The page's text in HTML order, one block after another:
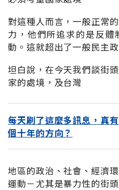
對這種人而言，一般正常
力，他們所追求的是反體
動。這就超出了一般民主
坦白說，在今天我們談街
家的處境，及台灣
每天刷了這麼多訊息，真
個十年的方向？
地區的政治、社會、經濟
運動－尤其是暴力性的街